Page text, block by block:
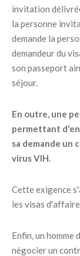
invitation
la personne
demande la
demandeur du
son passeport
séjour.
En outre, une
permettant
sa demande
virus VIH.
Cette exigence
les visas
Enfin, un
négocier un